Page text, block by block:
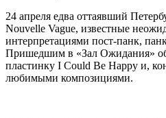
24 апреля едва оттаявший
Nouvelle Vague, известные
интерпретациями пост-панк,
Пришедшим в «Зал Ожидания»
пластинку I Сould Be Happy и,
любимыми композициями.